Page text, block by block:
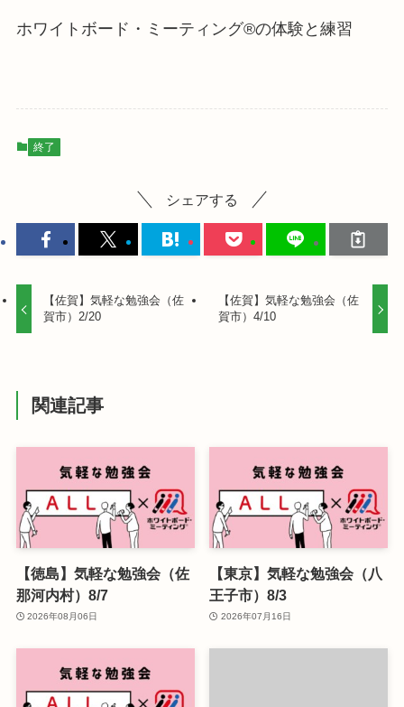
ホワイトボード・ミーティング®の体験と練習
終了
シェアする
【佐賀】気軽な勉強会（佐
賀市）2/20
【佐賀】気軽な勉強会（佐
賀市）4/10
関連記事
【徳島】気軽な勉強会（佐
那河内村）8/7
2026年08月06日
【東京】気軽な勉強会（八
王子市）8/3
2026年07月16日